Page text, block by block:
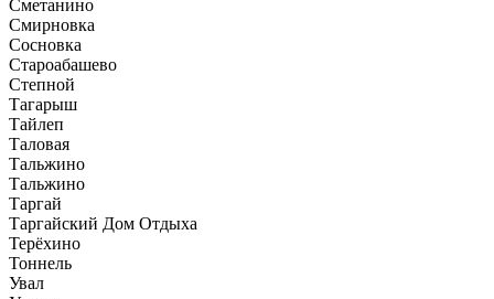
Сметанино
Смирновка
Сосновка
Староабашево
Степной
Тагарыш
Тайлеп
Таловая
Тальжино
Тальжино
Таргай
Таргайский Дом Отдыха
Терёхино
Тоннель
Увал